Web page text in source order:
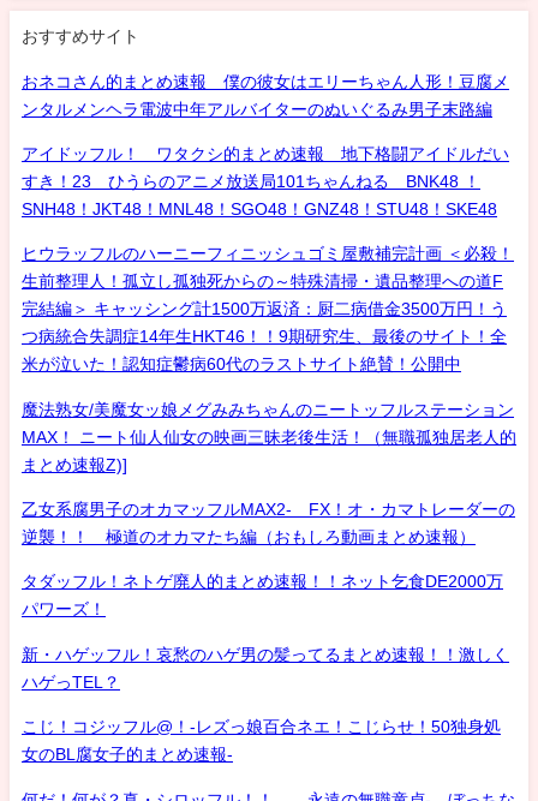
おすすめサイト
おネコさん的まとめ速報 僕の彼女はエリーちゃん人形！豆腐メ
ンタルメンヘラ電波中年アルバイターのぬいぐるみ男子末路編
アイドッフル！ ワタクシ的まとめ速報 地下格闘アイドルだい
すき！23 ひうらのアニメ放送局101ちゃんねる BNK48 ！
SNH48！JKT48！MNL48！SGO48！GNZ48！STU48！SKE48
ヒウラッフルのハーニーフィニッシュゴミ屋敷補完計画 ＜必殺！
生前整理人！孤立し孤独死からの～特殊清掃・遺品整理への道F
完結編＞ キャッシング計1500万返済：厨二病借金3500万円！う
つ病統合失調症14年生HKT46！！9期研究生、最後のサイト！全
米が泣いた！認知症鬱病60代のラストサイト絶賛！公開中
魔法熟女/美魔女ッ娘メグみみちゃんのニートッフルステーション
MAX！ ニート仙人仙女の映画三昧老後生活！（無職孤独居老人的
まとめ速報Z)]
乙女系腐男子のオカマッフルMAX2- FX！オ・カマトレーダーの
逆襲！！ 極道のオカマたち編（おもしろ動画まとめ速報）
タダッフル！ネトゲ廃人的まとめ速報！！ネット乞食DE2000万
パワーズ！
新・ハゲッフル！哀愁のハゲ男の髪ってるまとめ速報！！激しく
ハゲっTEL？
こじ！コジッフル@！-レズっ娘百合ネエ！こじらせ！50独身処
女のBL腐女子的まとめ速報-